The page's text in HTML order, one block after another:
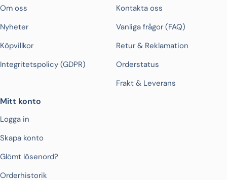
Om oss
Nyheter
Köpvillkor
Integritetspolicy (GDPR)
Kontakta oss
Vanliga frågor (FAQ)
Retur & Reklamation
Orderstatus
Frakt & Leverans
Mitt konto
Logga in
Skapa konto
Glömt lösenord?
Orderhistorik